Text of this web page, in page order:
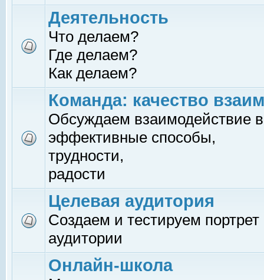
Деятельность
Что делаем?
Где делаем?
Как делаем?
Команда: качество
Обсуждаем взаимодействие
эффективные способы,
трудности,
радости
Целевая аудитория
Создаем и тестируем
аудитории
Онлайн-школа